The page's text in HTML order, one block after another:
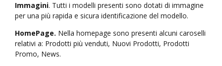
Immagini. Tutti i modelli presenti sono dotati di immagine
per una più rapida e sicura identificazione del modello.
HomePage. Nella homepage sono presenti alcuni caroselli
relativi a: Prodotti più venduti, Nuovi Prodotti, Prodotti
Promo, News.